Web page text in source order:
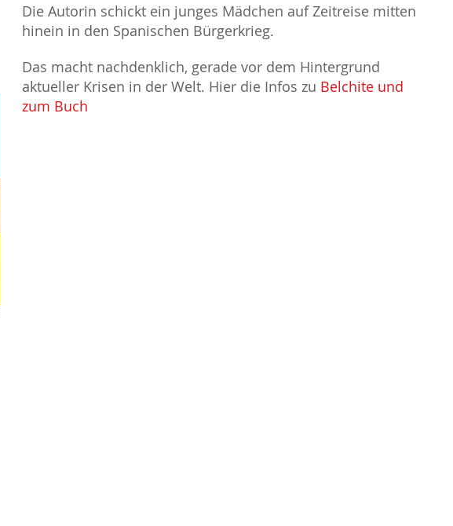
Die Autorin schickt ein junges Mädchen auf Zeitreise mitten
hinein in den Spanischen Bürgerkrieg.
Das macht nachdenklich, gerade vor dem Hintergrund
aktueller Krisen in der Welt. Hier die Infos zu Belchite und
zum Buch